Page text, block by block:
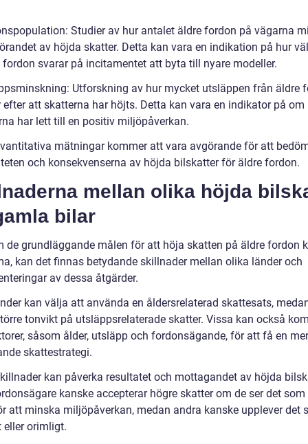
Studier av hur antalet äldre fordon på vägarna
av höjda skatter. Detta kan vara en indikation på hur
fordon svarar på incitamentet att byta till nyare modeller.
Utforskning av hur mycket utsläppen från äldre
att skatterna har höjts. Detta kan vara en indikator på om
har lett till en positiv miljöpåverkan.
mätningar kommer att vara avgörande för att
och konsekvenserna av höjda bilskatter för äldre fordon.
mellan olika höjda
bilar
de grundläggande målen för att höja skatten på äldre fordon
kan det finnas betydande skillnader mellan olika länder och
av dessa åtgärder.
kan välja att använda en åldersrelaterad skattesats,
tonvikt på utsläppsrelaterade skatter. Vissa kan också
såsom ålder, utsläpp och fordonsägande, för att få en mer
skattestrategi.
kan påverka resultatet och mottagandet av höjda
kanske accepterar högre skatter om de ser det som
att minska miljöpåverkan, medan andra kanske upplever det
eller orimligt.